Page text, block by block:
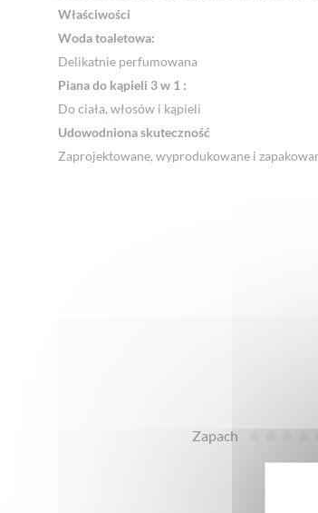
Właściwości
Woda toaletowa:
Delikatnie perfumowana
Piana do kąpieli 3 w 1 :
Do ciała, włosów i kąpieli
Udowodniona skuteczność
Zaprojektowane, wyprodukowane i
Zapach